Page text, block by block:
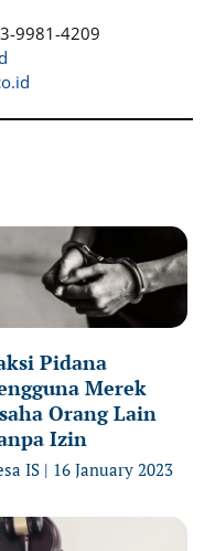
9981-4209
Pidana
Merek
Orang Lain
Izin
IS 16 January 2023
PagePagePage